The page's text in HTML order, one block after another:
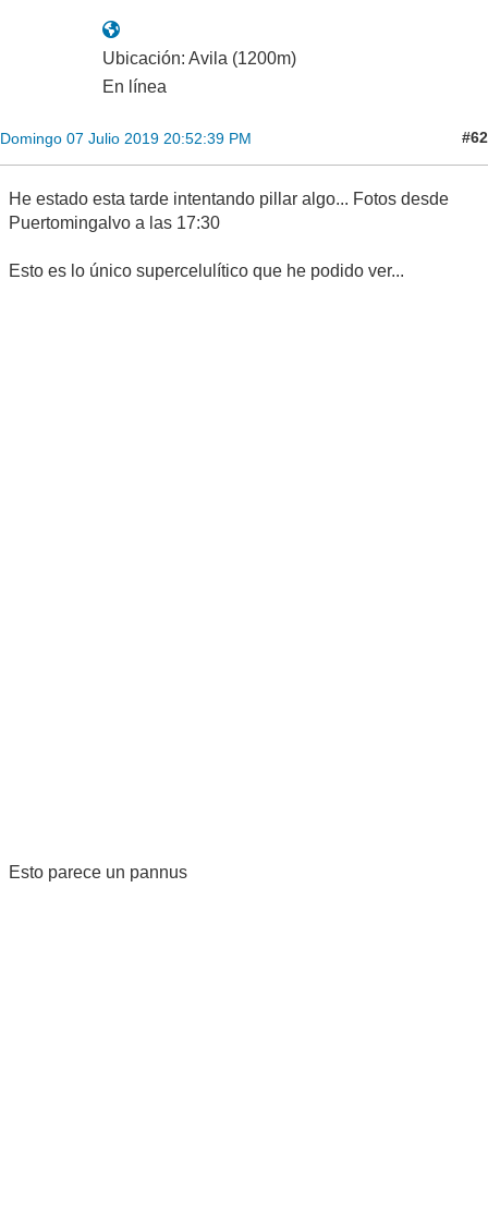
Ubicación: Avila (1200m)
En línea
Domingo 07 Julio 2019 20:52:39 PM #62
He estado esta tarde intentando pillar algo... Fotos desde
Puertomingalvo a las 17:30
Esto es lo único supercelulítico que he podido ver...
Esto parece un pannus